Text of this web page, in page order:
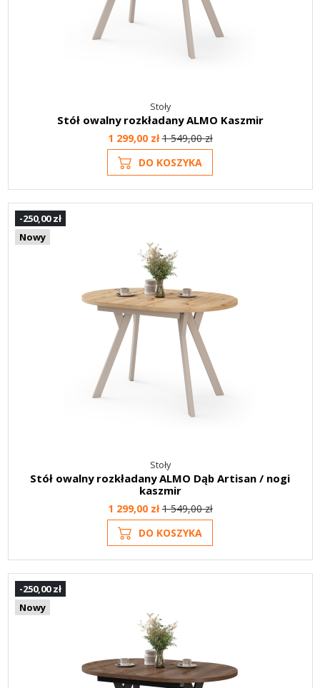
Stoły
Stół owalny rozkładany ALMO Kaszmir
1 299,00 zł1 549,00 zł
DO KOSZYKA
-250,00 zł
Nowy
Stoły
Stół owalny rozkładany ALMO Dąb Artisan / nogi
kaszmir
1 299,00 zł1 549,00 zł
DO KOSZYKA
-250,00 zł
Nowy